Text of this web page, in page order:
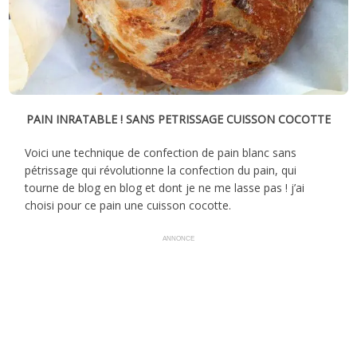
PAIN INRATABLE ! SANS PETRISSAGE CUISSON COCOTTE
Voici une technique de confection de pain blanc sans
pétrissage qui révolutionne la confection du pain, qui
tourne de blog en blog et dont je ne me lasse pas ! j’ai
choisi pour ce pain une cuisson cocotte.
ANNONCE